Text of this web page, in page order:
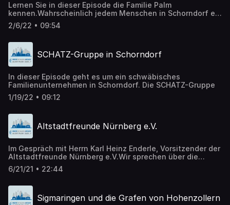
Karosserieteilen.Zur Automatisierung der individuellen
Warmkammer- und Kaltkammer-Druckgießmaschinen
bietet Frech hauseigene Schmelz- und Dosiertechnik,
Sprüheinrichtungen, Heiz- und Kühlgeräte,
entstehenden voll- oder teilautomatisierten Gießzellen
lassen sich einfach über das Panel der
Maschinensteuerung bedienen.Engineering-Leistungen,
Prototyping, Überholungen von Druckgießmaschinen,
gebrauchte Druckgießmaschinen, Ersatz- und
Verschleißteile, kundenorientierte Schulungsprogramme
und ein weltweites Service-Netz mit gut ausgebildeten
Lernen Sie in dieser Episode die Familie Palm
kennen.Wahrscheinlich jedem Menschen in Schorndorf ein
Begriff – insbesondere als Name der mehr als 375 Jahre
alten Dr. Palm’schen Apotheke in dem außergewöhnlichen
hinaus war ein Johann Philipp Palm der Namens- und
Ideengeber der heutigen Palm-Stiftung, die sich ein
ganzes Bündel von fortschrittlichen Zielen auf die Fahnen
der Meinungs- und Pressefreiheit.
2/6/22 • 09:54
SCHATZ-Gruppe in Schorndorf
In dieser Episode geht es um ein schwäbisches
Familienunternehmen in Schorndorf. Die SCHATZ-Gruppe
1/19/22 • 09:12
Altstadtfreunde Nürnberg e.V.
Im Gespräch mit Herrn Karl Heinz Enderle, Vorsitzender der
Altstadtfreunde Nürnberg e.V.Wir sprechen über die
Arbeit des Vereins, der weltweit zu den größten dieser Art
gehört.
6/21/21 • 22:44
Sigmaringen und die Grafen von Hohenzollern